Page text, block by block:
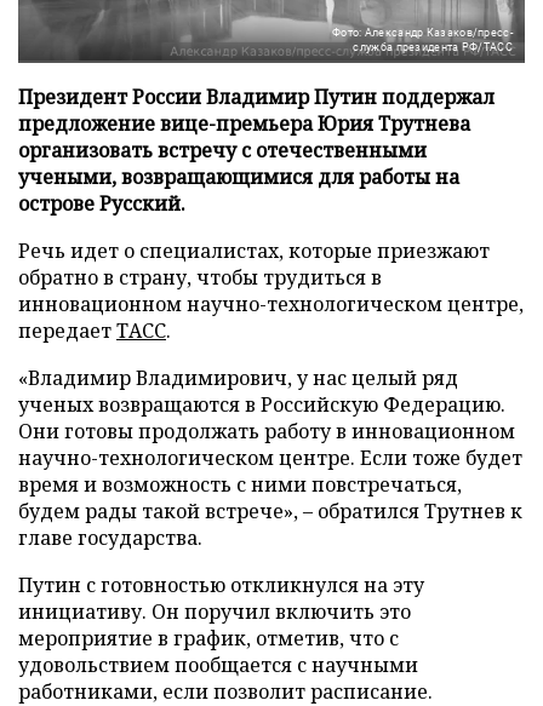
Фото: Александр Казаков/пресс-
служба президента РФ/ТАСС
Президент России Владимир Путин поддержал
предложение вице-премьера Юрия Трутнева
организовать встречу с отечественными
учеными, возвращающимися для работы на
острове Русский.
Речь идет о специалистах, которые приезжают
обратно в страну, чтобы трудиться в
инновационном научно-технологическом центре,
передаетТАСС.
«Владимир Владимирович, у нас целый ряд
ученых возвращаются в Российскую Федерацию.
Они готовы продолжать работу в инновационном
научно-технологическом центре. Если тоже будет
время и возможность с ними повстречаться,
будем рады такой встрече», – обратился Трутнев к
главе государства.
Путин с готовностью откликнулся на эту
инициативу. Он поручил включить это
мероприятие в график, отметив, что с
удовольствием пообщается с научными
работниками, если позволит расписание.